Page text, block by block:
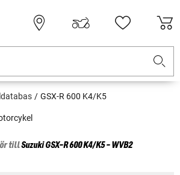
GSX-R 600 K4/K5
tillSuzukiGSX-R 600 K4/K5 - WVB2